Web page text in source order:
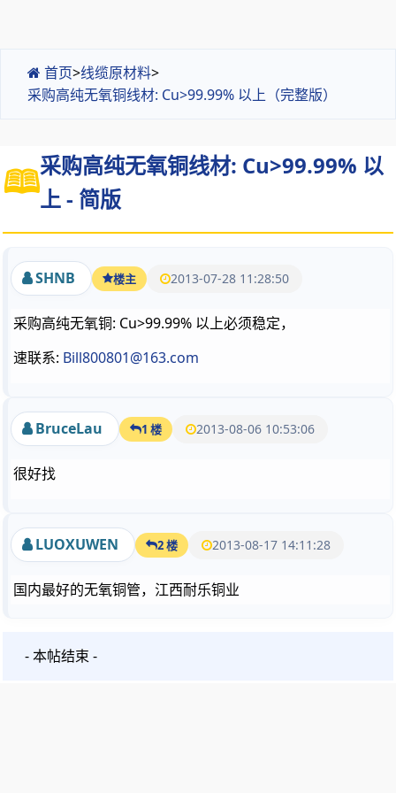
首页>线缆原材料>
采购高纯无氧铜线材: Cu>99.99% 以上（完整版）
采购高纯无氧铜线材: Cu>99.99% 以
上 - 简版
SHNB 楼主 2013-07-28 11:28:50
采购高纯无氧铜: Cu>99.99% 以上必须稳定，
速联系: Bill800801@163.com
BruceLau 1 楼 2013-08-06 10:53:06
很好找
LUOXUWEN 2 楼 2013-08-17 14:11:28
国内最好的无氧铜管，江西耐乐铜业
- 本帖结束 -